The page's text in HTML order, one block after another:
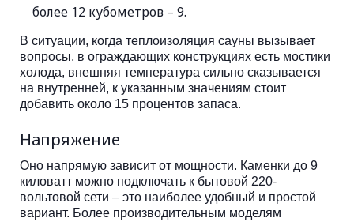
более 12 кубометров – 9.
В ситуации, когда теплоизоляция сауны вызывает
вопросы, в ограждающих конструкциях есть мостики
холода, внешняя температура сильно сказывается
на внутренней, к указанным значениям стоит
добавить около 15 процентов запаса.
Напряжение
Оно напрямую зависит от мощности. Каменки до 9
киловатт можно подключать к бытовой 220-
вольтовой сети – это наиболее удобный и простой
вариант. Более производительным моделям